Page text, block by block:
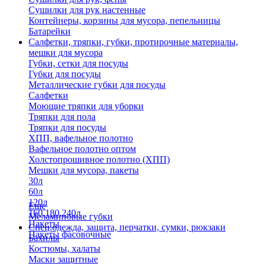
Сушилки для рук настенные
Контейнеры, корзины для мусора, пепельницы
Батарейки
Салфетки, тряпки, губки, протирочные материалы,
мешки для мусора
Губки, сетки для посуды
Губки для посуды
Металлические губки для посуды
Салфетки
Моющие тряпки для уборки
Тряпки для пола
Тряпки для посуды
ХПП, вафельное полотно
Вафельное полотно оптом
Холстопрошивное полотно (ХПП)
Мешки для мусора, пакеты
30л
60л
120л
160,180,240л
Пакеты
Пакеты фасовочные
Еще
Меламиновые губки
Спец.одежда, защита, перчатки, сумки, рюкзаки
Бахилы
Костюмы, халаты
Маски защитные